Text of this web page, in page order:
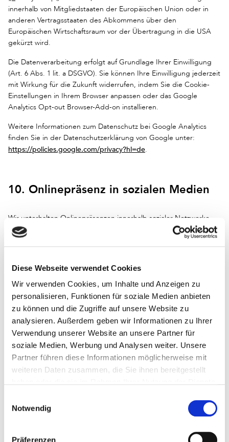
Diese Webseite verwendet Cookies
Wir verwenden Cookies, um Inhalte und Anzeigen zu
personalisieren, Funktionen für soziale Medien anbieten
zu können und die Zugriffe auf unsere Website zu
analysieren. Außerdem geben wir Informationen zu Ihrer
Verwendung unserer Website an unsere Partner für
soziale Medien, Werbung und Analysen weiter. Unsere
Partner führen diese Informationen möglicherweise mit
weiteren Daten zusammen, die Sie ihnen bereitgestellt
Notwendig
Präferenzen
innerhalb von Mitgliedstaaten der Europäischen Union oder in
anderen Vertragsstaaten des Abkommens über den
Europäischen Wirtschaftsraum vor der Übertragung in die USA
gekürzt wird.
Die Datenverarbeitung erfolgt auf Grundlage Ihrer Einwilligung
(Art. 6 Abs. 1 lit. a DSGVO). Sie können Ihre Einwilligung jederzeit
mit Wirkung für die Zukunft widerrufen, indem Sie die Cookie-
Einstellungen in Ihrem Browser anpassen oder das Google
Analytics Opt-out Browser-Add-on installieren.
Weitere Informationen zum Datenschutz bei Google Analytics
finden Sie in der Datenschutzerklärung von Google unter:
https://policies.google.com/privacy?hl=de.
10. Onlinepräsenz in sozialen Medien
Wir unterhalten Onlinepräsenzen innerhalb sozialer Netzwerke
und Plattformen, um mit den dort aktiven Mitgliedern,
Interessenten und Nutzern kommunizieren und sie dort über
deren jeweiligen Betreiber.
Soweit nicht anders im Rahmen unserer Datenschutzerklärung
angegeben, verarbeiten wir die Daten der Nutzer sofern diese
mit uns innerhalb der sozialen Netzwerke und Plattformen
kommunizieren, z.B. Beiträge auf unseren Onlinepräsenzen
verfassen oder uns Nachrichten zusende
Einsatz und zur Verwendung von
Instagram